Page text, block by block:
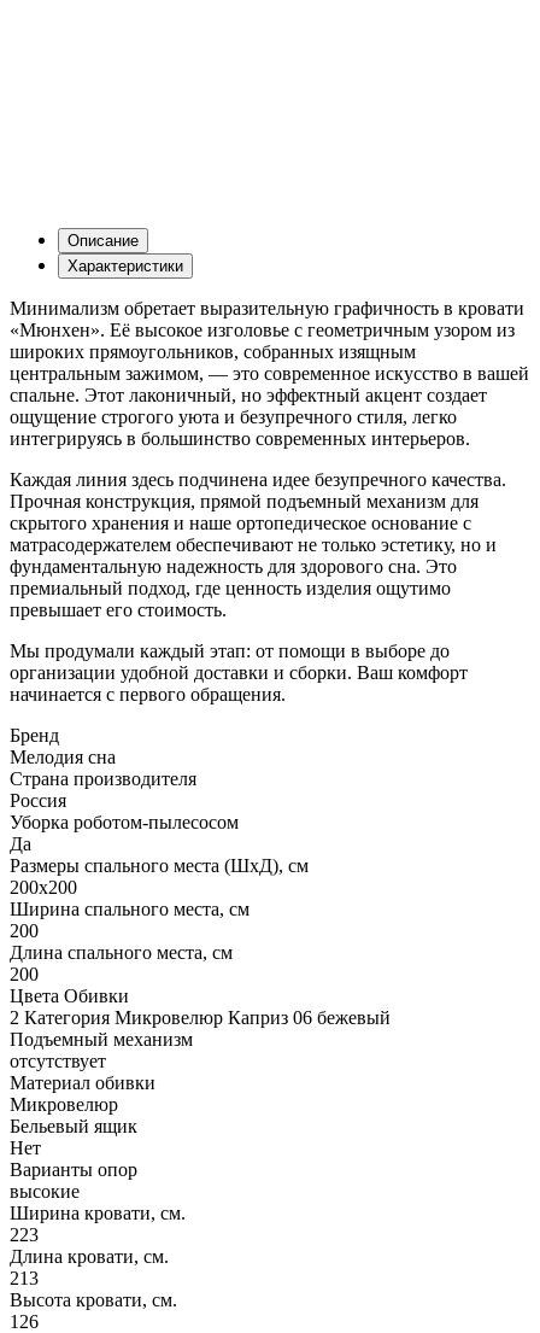
Описание
Характеристики
Минимализм обретает выразительную графичность в кровати
«Мюнхен». Её высокое изголовье с геометричным узором из
широких прямоугольников, собранных изящным
центральным зажимом, — это современное искусство в вашей
спальне. Этот лаконичный, но эффектный акцент создает
ощущение строгого уюта и безупречного стиля, легко
интегрируясь в большинство современных интерьеров.
Каждая линия здесь подчинена идее безупречного качества.
Прочная конструкция, прямой подъемный механизм для
скрытого хранения и наше ортопедическое основание с
матрасодержателем обеспечивают не только эстетику, но и
фундаментальную надежность для здорового сна. Это
премиальный подход, где ценность изделия ощутимо
превышает его стоимость.
Мы продумали каждый этап: от помощи в выборе до
организации удобной доставки и сборки. Ваш комфорт
начинается с первого обращения.
Бренд
Мелодия сна
Страна производителя
Россия
Уборка роботом-пылесосом
Да
Размеры спального места (ШхД), см
200х200
Ширина спального места, см
200
Длина спального места, см
200
Цвета Обивки
2 Категория Микровелюр Каприз 06 бежевый
Подъемный механизм
отсутствует
Материал обивки
Микровелюр
Бельевый ящик
Нет
Варианты опор
высокие
Ширина кровати, см.
223
Длина кровати, см.
213
Высота кровати, см.
126